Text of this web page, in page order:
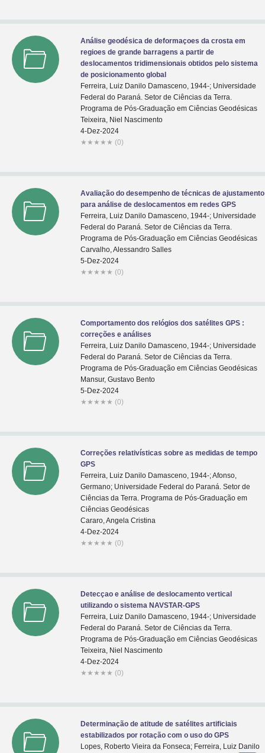
Análise geodésica de deformaçoes da crosta em
regioes de grande barragens a partir de
deslocamentos tridimensionais obtidos pelo sistema
de posicionamento global
Ferreira, Luiz Danilo Damasceno, 1944-; Universidade
Federal do Paraná. Setor de Ciências da Terra.
Programa de Pós-Graduação em Ciências Geodésicas
Teixeira, Niel Nascimento
4-Dez-2024
★ ★ ★ ★ ★ (0)
Avaliação do desempenho de técnicas de ajustamento
para análise de deslocamentos em redes GPS
Ferreira, Luiz Danilo Damasceno, 1944-; Universidade
Federal do Paraná. Setor de Ciências da Terra.
Programa de Pós-Graduação em Ciências Geodésicas
Carvalho, Alessandro Salles
5-Dez-2024
★ ★ ★ ★ ★ (0)
Comportamento dos relógios dos satélites GPS :
correções e análises
Ferreira, Luiz Danilo Damasceno, 1944-; Universidade
Federal do Paraná. Setor de Ciências da Terra.
Programa de Pós-Graduação em Ciências Geodésicas
Mansur, Gustavo Bento
5-Dez-2024
★ ★ ★ ★ ★ (0)
Correções relativísticas sobre as medidas de tempo
GPS
Ferreira, Luiz Danilo Damasceno, 1944-; Afonso,
Germano; Universidade Federal do Paraná. Setor de
Ciências da Terra. Programa de Pós-Graduação em
Ciências Geodésicas
Cararo, Angela Cristina
4-Dez-2024
★ ★ ★ ★ ★ (0)
Detecçao e análise de deslocamento vertical
utilizando o sistema NAVSTAR-GPS
Ferreira, Luiz Danilo Damasceno, 1944-; Universidade
Federal do Paraná. Setor de Ciências da Terra.
Programa de Pós-Graduação em Ciências Geodésicas
Teixeira, Niel Nascimento
4-Dez-2024
★ ★ ★ ★ ★ (0)
Determinação de atitude de satélites artificiais
estabilizados por rotação com o uso do GPS
Lopes, Roberto Vieira da Fonseca; Ferreira, Luiz Danilo